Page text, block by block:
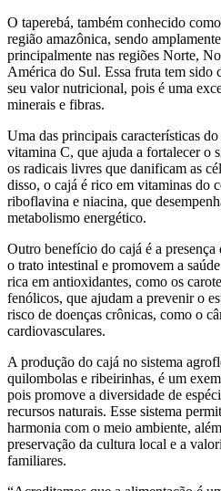
O taperebá, também conhecido
região amazônica, sendo
principalmente nas regiões Norte,
América do Sul. Essa fruta tem sido
seu valor nutricional, pois é uma
minerais e fibras.
Uma das principais características
vitamina C, que ajuda a fortalecer o
os radicais livres que danificam as
disso, o cajá é rico em vitaminas do
riboflavina e niacina, que
metabolismo energético.
Outro benefício do cajá é a
o trato intestinal e promovem a
rica em antioxidantes, como os
fenólicos, que ajudam a prevenir o
risco de doenças crônicas, como o
cardiovasculares.
A produção do cajá no sistema
quilombolas e ribeirinhas, é um
pois promove a diversidade de
recursos naturais. Esse sistema
harmonia com o meio ambiente,
preservação da cultura local e a
familiares.